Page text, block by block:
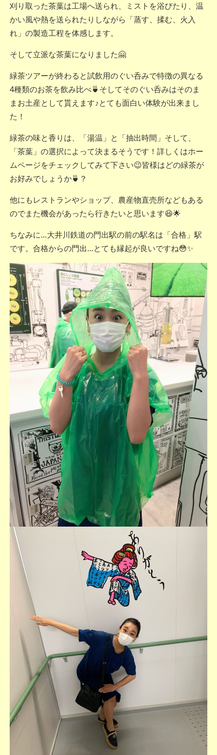
刈り取った茶葉は工場へ送られ、ミストを浴びたり、温
かい風や熱を送られたりしながら「蒸す、揉む、火入
れ」の製造工程を体感します。
そして立派な茶葉になりました🤗
緑茶ツアーが終わると試飲用のぐい呑みで特徴の異なる
4種類のお茶を飲み比べ🍵そしてそのぐい呑みはそのま
まお土産として貰えます♪とても面白い体験が出来まし
た！
緑茶の味と香りは、「湯温」と「抽出時間」そして、
「茶葉」の選択によって決まるそうです！詳しくはホー
ムページをチェックしてみて下さい😉皆様はどの緑茶が
お好みでしょうか🍵？
他にもレストランやショップ、農産物直売所などもある
のでまた機会があったら行きたいと思います😆🌟
ちなみに…大井川鉄道の門出駅の前の駅名は「合格」駅
です。合格からの門出…とても縁起が良いですね😳✨